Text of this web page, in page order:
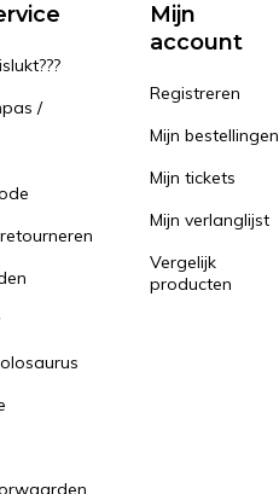
/
Mijn
account
Registreren
Mijn bestellingen
Mijn tickets
Mijn verlanglijst
Vergelijk
producten